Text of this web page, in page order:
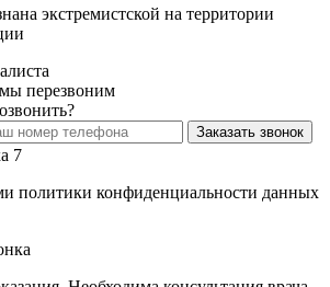
экстремистской на территории
перезвоним
Заказать звонок
политики конфиденциальности данных